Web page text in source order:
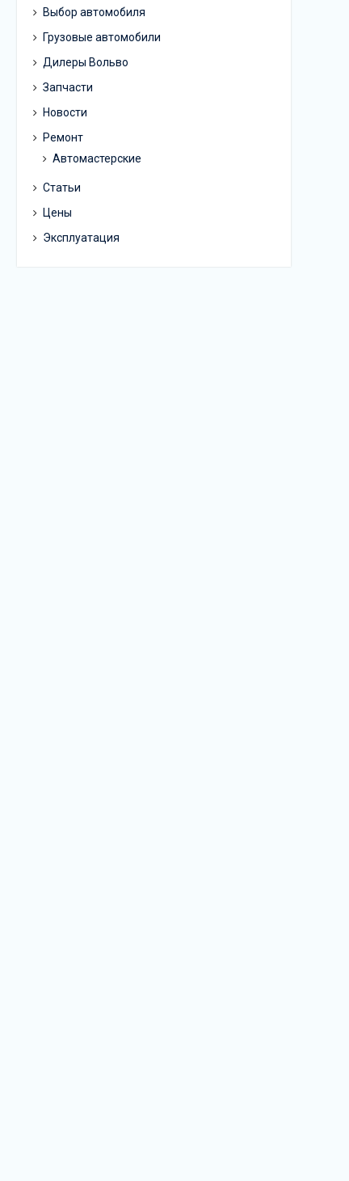
Выбор автомобиля
Грузовые автомобили
Дилеры Вольво
Запчасти
Новости
Ремонт
Автомастерские
Статьи
Цены
Эксплуатация